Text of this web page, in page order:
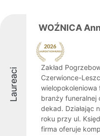
Laureaci
WOŹNICA
Zakład
Czerwionce-
branży
dekad. Działając
roku przy ul.
firma oferuje